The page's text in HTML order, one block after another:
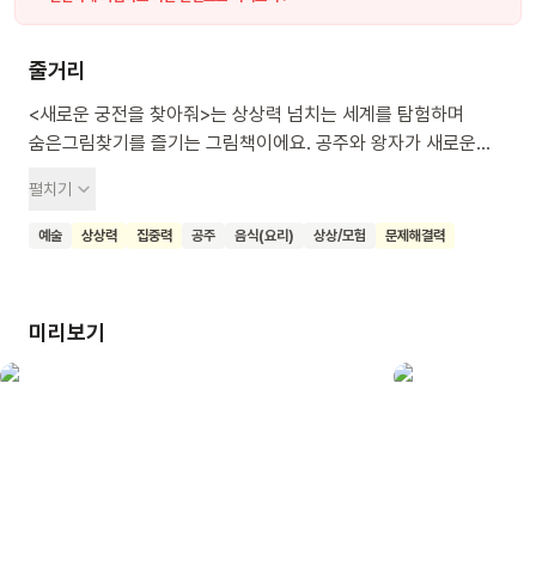
줄거리
<새로운 궁전을 찾아줘>는 상상력 넘치는 세계를 탐험하며
숨은그림찾기를 즐기는 그림책이에요. 공주와 왕자가 새로운
곳을 방문하며 용이나 고블린 같은 신비로운 생명체들도 만나게
돼요. 독자들은 각 궁전에 숨어있는 보물이나 특별한 생물,
어린이들이 세밀한 관찰력과 집중력을 기르고, 풍부한 상상력을
발휘하며 즐거운 시간을 보내기를 기대해요. 아이들뿐만 아니라
펼치기
예술 상상력 집중력 공주 음식(요리) 상상/모험 문제해결력
미리보기